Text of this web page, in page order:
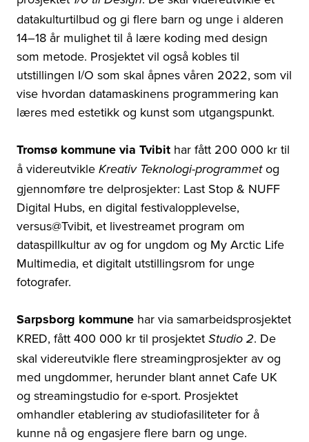
datakulturtilbud og gi flere barn og unge i alderen
14–18 år mulighet til å lære koding med design
som metode. Prosjektet vil også kobles til
utstillingen I/O som skal åpnes våren 2022, som vil
vise hvordan datamaskinens programmering kan
læres med estetikk og kunst som utgangspunkt.
Tromsø kommune via Tvibit har fått 200 000 kr til
å videreutvikle Kreativ Teknologi-programmet og
gjennomføre tre delprosjekter: Last Stop & NUFF
Digital Hubs, en digital festivalopplevelse,
versus@Tvibit, et livestreamet program om
dataspillkultur av og for ungdom og My Arctic Life
Multimedia, et digitalt utstillingsrom for unge
fotografer.
Sarpsborg kommune har via samarbeidsprosjektet
KRED, fått 400 000 kr til prosjektet Studio 2. De
skal videreutvikle flere streamingprosjekter av og
med ungdommer, herunder blant annet Cafe UK
og streamingstudio for e-sport. Prosjektet
omhandler etablering av studiofasiliteter for å
kunne nå og engasjere flere barn og unge.